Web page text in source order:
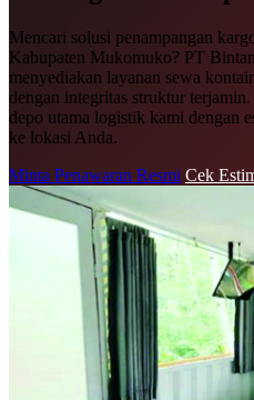
Mencari solusi penampangan
Kabupaten Mukomuko? PT
menyediakan layanan sewa
dengan integritas struktur
depo utama logistik kami dengan
ke lokasi Anda.
Minta Penawaran Resmi Cek